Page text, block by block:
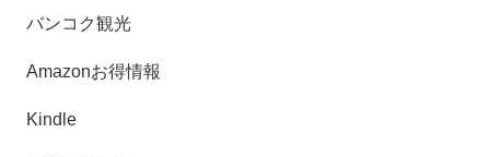
バンコク観光
Amazonお得情報
Kindle